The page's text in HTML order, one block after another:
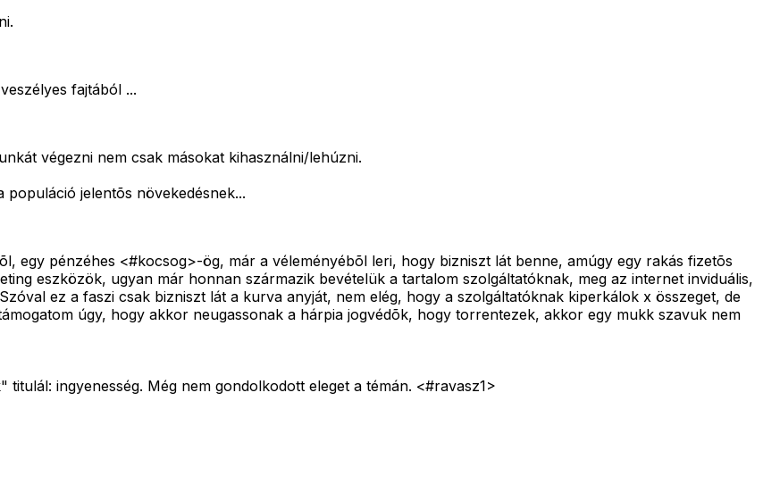
fajtából ...
végezni nem csak másokat kihasználni/lehúzni.
jelentõs növekedésnek...
egy pénzéhes <#kocsog>-ög, már a véleményébõl leri, hogy bizniszt lát benne, amúgy egy rakás fizetõs
eszközök, ugyan már honnan származik bevételük a tartalom szolgáltatóknak, meg az internet inviduális,
ez a faszi csak bizniszt lát a kurva anyját, nem elég, hogy a szolgáltatóknak kiperkálok x összeget, de
úgy, hogy akkor neugassonak a hárpia jogvédõk, hogy torrentezek, akkor egy mukk szavuk nem
ingyenesség. Még nem gondolkodott eleget a témán. <#ravasz1>